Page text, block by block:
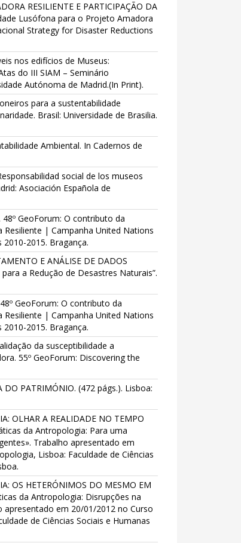
RESILIENTE E PARTICIPAÇÃO DA
Lusófona para o Projeto Amadora
Strategy for Disaster Reductions
nos edifícios de Museus:
do III SIAM – Seminário
Autónoma de Madrid.(In Print).
para a sustentabilidade
Brasil: Universidade de Brasilia.
Ambiental. In Cadernos de
social de los museos
Asociación Española de
48º GeoForum: O contributo da
| Campanha United Nations
2015. Bragança.
E ANÁLISE DE DADOS
a Redução de Desastres Naturais”.
GeoForum: O contributo da
| Campanha United Nations
2015. Bragança.
da susceptibilidade a
55º GeoForum: Discovering the
PATRIMÓNIO. (472 págs.). Lisboa:
OLHAR A REALIDADE NO TEMPO
da Antropologia: Para uma
Trabalho apresentado em
Lisboa: Faculdade de Ciências
OS HETERÓNIMOS DO MESMO EM
da Antropologia: Disrupções na
em 20/01/2012 no Curso
de Ciências Sociais e Humanas